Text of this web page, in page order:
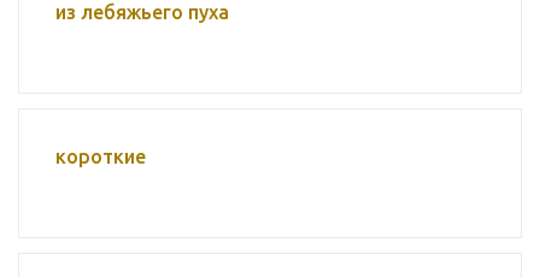
из лебяжьего пуха
короткие